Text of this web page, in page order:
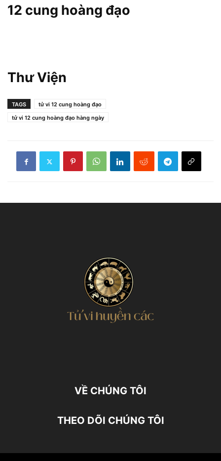
12 cung hoàng đạo
Thư Viện
TAGS
tử vi 12 cung hoàng đạo
tử vi 12 cung hoàng đạo hàng ngày
VỀ CHÚNG TÔI
THEO DÕI CHÚNG TÔI